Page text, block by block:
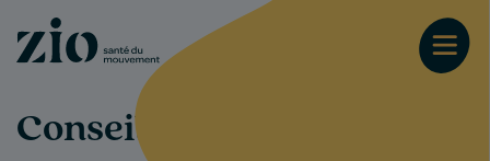
Conseils-santé